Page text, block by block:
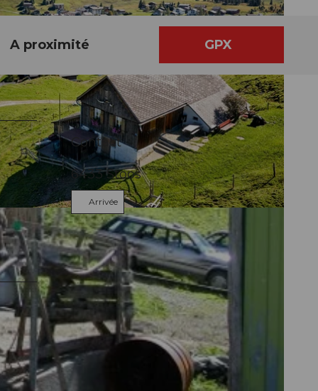
A proximité GPX
Contact
6433Stoos
Arrivée